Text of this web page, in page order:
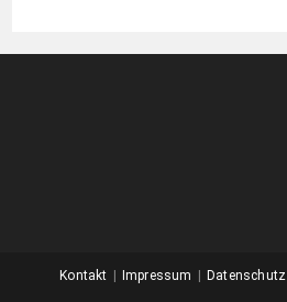
Kontakt Impressum Datenschutz